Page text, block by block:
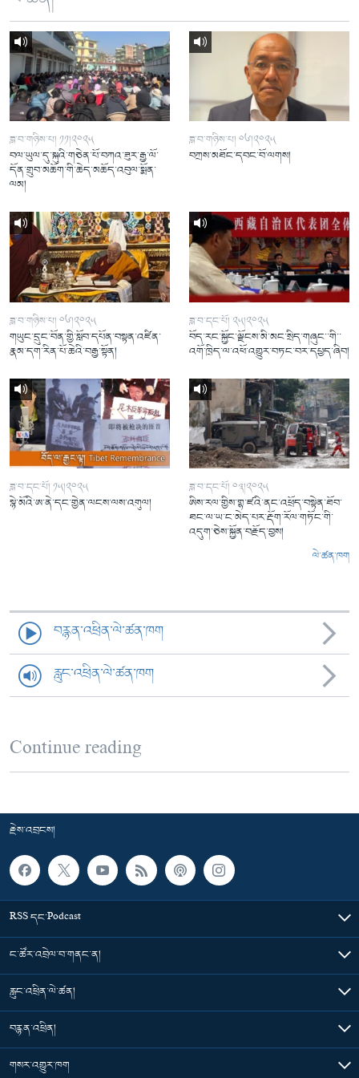
ཟླ་བ་གཉིས་པ། ༡༡།༢༠༢༥
བལ་ཡུལ་དུ་སྐུའི་གཅེན་པོ་བཀའ་ཟུར་རྒྱ་ལོ་
དོན་གྲུབ་མཆོག་གི་ཆེད་མཆོད་འབུལ་སྨོན་
ལམ།
ཟླ་བ་གཉིས་པ། ༠༦།༢༠༢༥
བཀྲས་མཐོང་དབང་བོ་ལགས།
ཟླ་བ་གཉིས་པ། ༠༦།༢༠༢༥
གཡུང་དྲུང་བོན་གྱི་སློབ་དཔོན་བསྟན་འཛིན་
རྣམ་དག་རིན་པོ་ཆེའི་བརྒྱ་སྟོན།
ཟླ་བ་དང་པོ། ༢༥།༢༠༢༥
བོད་རང་སྐྱོང་ལྗོངས་མི་མང་སྲིད་གཞུང་་གི་་
འགོ་ཁྲིད་ལ་འཕོ་འགྱུར་བཏང་བར་དཔྱད་ཞིབ།
ཟླ་བ་དང་པོ། ༡༥།༢༠༢༥
སྙེ་མོའི་ཨ་ནེ་དང་གྱེན་ལངས་ལས་འགུལ།
ཟླ་བ་དང་པོ། ༠༣།༢༠༢༥
ཨིས་རལ་གྱིས་གྷ་ཛའི་ནང་འཕྲོད་བསྟེན་ཐོབ་
ཐང་ལ་ཡ་ང་མེད་པར་རྡོག་རོལ་གཏོང་གི་
འདུག་ཅེས་སྐྱོན་བརྗོད་བྱས།
ལེ་ཚན་ཁག
བརྙན་འཕྲིན་ལེ་ཚན་ཁག
རླུང་འཕྲིན་ལེ་ཚན་ཁག
Continue reading
རྗེས་འབྲངས།
RSS དང་Podcast
ང་ཚོར་འབྲེལ་བ་གནང་ན།
རླུང་འཕྲིན་ལེ་ཚན།
བརྙན་འཕྲིན།
གསར་འགྱུར་ཁག